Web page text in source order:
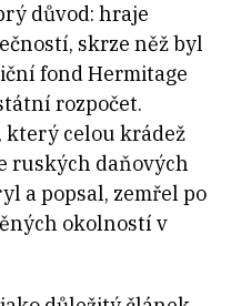
důvod: hraje
skrze něž byl
fond Hermitage
rozpočet.
který celou krádež
ruských daňových
a popsal, zemřel po
okolností v